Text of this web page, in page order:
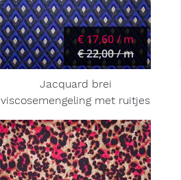
€ 17,60 / m
€ 22,00 / m
Jacquard brei
viscosemengeling met ruitjes